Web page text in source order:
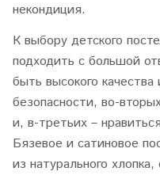
некондиция.
К выбору детского
подходить с большой
быть высокого
безопасности, во-
и, в-третьих –
Бязевое и сатиновое
из натурального